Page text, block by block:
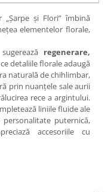
și Flori” îmbină
elementelor florale,
regenerare,
detaliile florale adaugă
naturală de chihlimbar,
prin nuanțele sale aurii
rece a argintului.
liniile fluide ale
puternică,
accesoriile cu